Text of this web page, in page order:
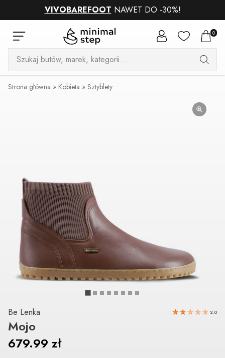
VIVOBAREFOOT NAWET DO -30%!
0
Wyszukiwarka
produktów
Strona główna » Kobieta » Sztyblety
Be Lenka 2.0
Mojo
679.99 zł